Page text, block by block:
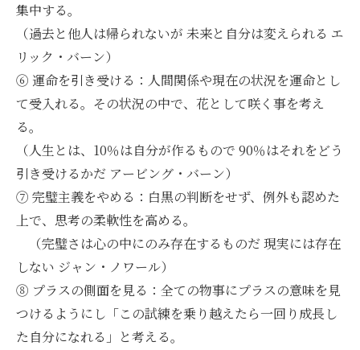
集中する。
（過去と他人は帰られないが 未来と自分は変えられる エ
リック・バーン）
⑥ 運命を引き受ける：人間関係や現在の状況を運命とし
て受入れる。その状況の中で、花として咲く事を考え
る。
（人生とは、10％は自分が作るもので 90％はそれをどう
引き受けるかだ アービング・バーン）
⑦ 完璧主義をやめる：白黒の判断をせず、例外も認めた
上で、思考の柔軟性を高める。
（完璧さは心の中にのみ存在するものだ 現実には存在
しない ジャン・ノワール）
⑧ プラスの側面を見る：全ての物事にプラスの意味を見
つけるようにし「この試練を乗り越えたら一回り成長し
た自分になれる」と考える。